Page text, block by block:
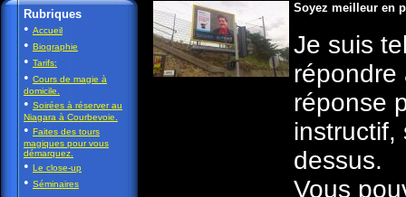
Rubriques
• Accueil
• Biographie
• Tarifs:
• Cours de magie à
domicile.
• Soirées à réserver au
Niagara à Courbevoie.
• Faites des tours
magiques pour vous
démarquez.
• Le close-up
• Séminaires
Soyez meilleur en
Je suis
répondre
réponse
instructif,
dessus.
Vous